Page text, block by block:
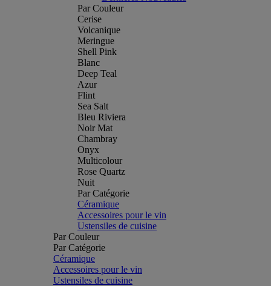
Par Couleur
Cerise
Volcanique
Meringue
Shell Pink
Blanc
Deep Teal
Azur
Flint
Sea Salt
Bleu Riviera
Noir Mat
Chambray
Onyx
Multicolour
Rose Quartz
Nuit
Par Catégorie
Céramique
Accessoires pour le vin
Ustensiles de cuisine
Par Couleur
Par Catégorie
Céramique
Accessoires pour le vin
Ustensiles de cuisine